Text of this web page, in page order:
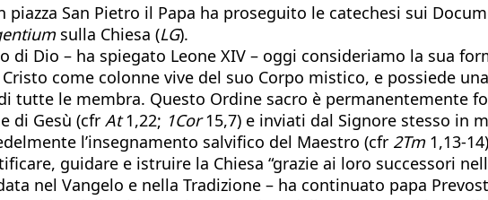
piazza San Pietro il Papa ha proseguito le catechesi sui
sulla Chiesa (LG).
di Dio – ha spiegato Leone XIV – oggi consideriamo la sua
come colonne vive del suo Corpo mistico, e possiede
tutte le membra. Questo Ordine sacro è permanentemente
di Gesù (cfr At1,22; 1Cor15,7) e inviati dal Signore stesso in
l’insegnamento salvifico del Maestro (cfr 2Tm1,13-
guidare e istruire la Chiesa “grazie ai loro successori
nel Vangelo e nella Tradizione – ha continuato papa